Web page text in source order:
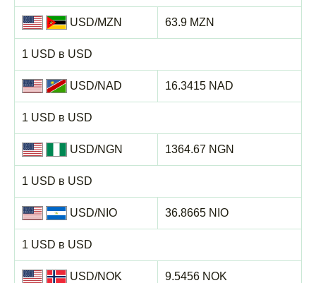
USD/MZN
1 USD в USD
63.9 MZN
USD/NAD
1 USD в USD
16.3415 NAD
USD/NGN
1 USD в USD
1364.67 NGN
USD/NIO
1 USD в USD
36.8665 NIO
USD/NOK 9.5456 NOK